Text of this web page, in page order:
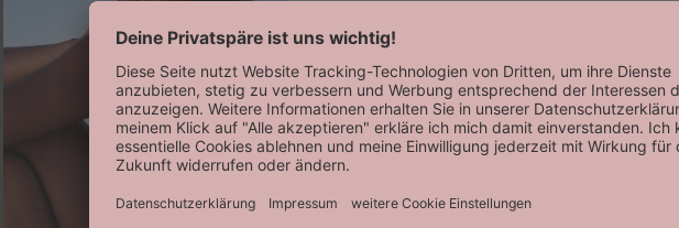
Willkommensrabatt auf deine erste
erhalten!